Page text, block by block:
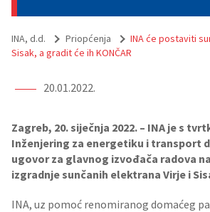
INA, d.d. Priopćenja
INA će postaviti
Sisak, a gradit će ih KONČAR
20.01.2022.
Zagreb, 20. siječnja 2022. – INA je s
Inženjering za energetiku i transport
ugovor za glavnog izvođača radova
izgradnje sunčanih elektrana Virje i
INA, uz pomoć renomiranog domaćeg